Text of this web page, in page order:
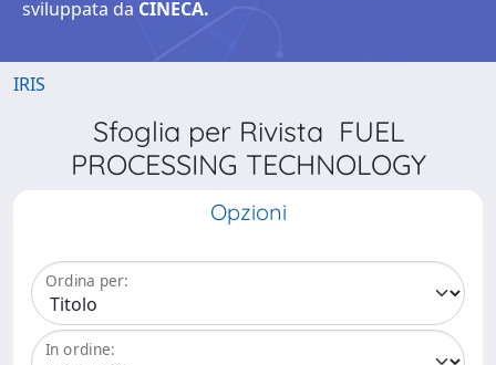
sviluppata da CINECA.
IRIS
Sfoglia per Rivista FUEL
PROCESSING TECHNOLOGY
Opzioni
Ordina per:
In ordine: